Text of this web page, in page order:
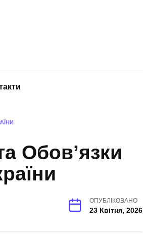
Обов’язки
ОПУБЛІКОВАНО
23 Квітня, 2026